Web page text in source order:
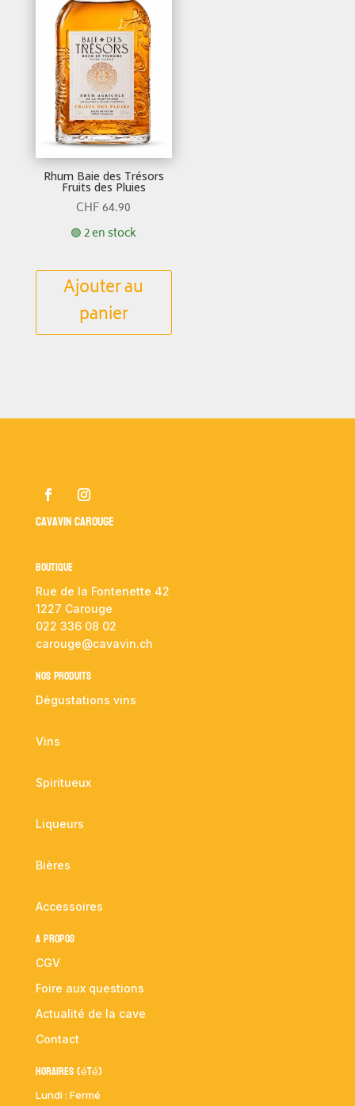
Rhum Baie des Trésors
Fruits des Pluies
CHF64.90
🟢 2 en stock
Ajouter au
panier
Cavavin Carouge
Boutique
Rue de la Fontenette 42
1227 Carouge
022 336 08 02
carouge@cavavin.ch
NOS PRODUITS
Dégustations vins
Vins
Spiritueux
Liqueurs
Bières
Accessoires
A propos
CGV
Foire aux questions
Actualité de la cave
Contact
Horaires (été)
Lundi : Fermé